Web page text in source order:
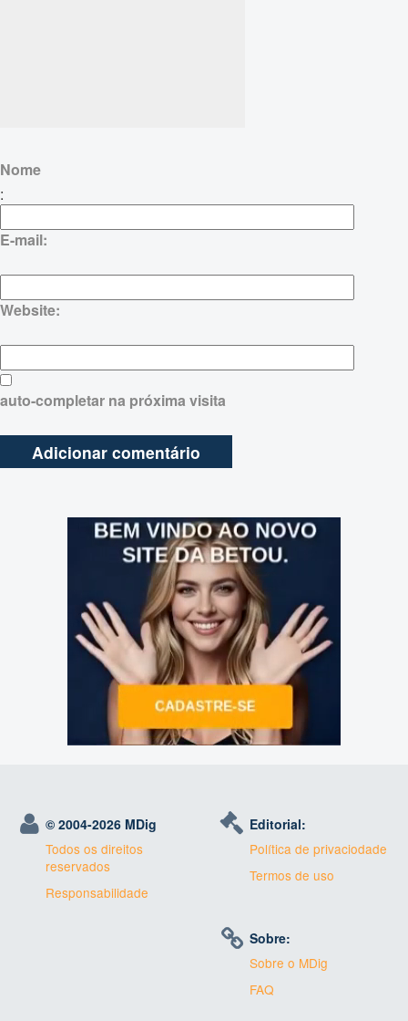
Nome
:
E-mail:
Website:
auto-completar na próxima visita
© 2004-2026 MDig
Todos os direitos
reservados
Responsabilidade
Editorial:
Política de privaciodade
Termos de uso
Sobre:
Sobre o MDig
FAQ